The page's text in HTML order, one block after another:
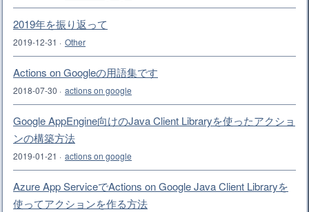
2019年を振り返って
2019-12-31 · Other
Actions on Googleの用語集です
2018-07-30 · actions on google
Google AppEngine向けのJava Client Libraryを使ったアクショ
ンの構築方法
2019-01-21 · actions on google
Azure App ServiceでActions on Google Java Client Libraryを
使ってアクションを作る方法